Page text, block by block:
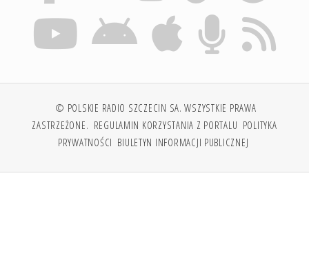
© POLSKIE RADIO SZCZECIN SA. WSZYSTKIE PRAWA
ZASTRZEŻONE. REGULAMIN KORZYSTANIA Z PORTALU POLITYKA
PRYWATNOŚCI BIULETYN INFORMACJI PUBLICZNEJ